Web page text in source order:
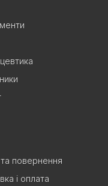
повернення
і оплата